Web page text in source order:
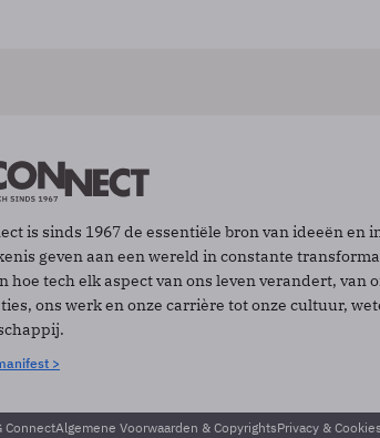
is sinds 1967 de essentiële bron van ideeën en
geven aan een wereld in constante
hoe tech elk aspect van ons leven verandert, van
ons werk en onze carrière tot onze cultuur,
>
ConnectAlgemene Voorwaarden & CopyrightsPrivacy & Cookies